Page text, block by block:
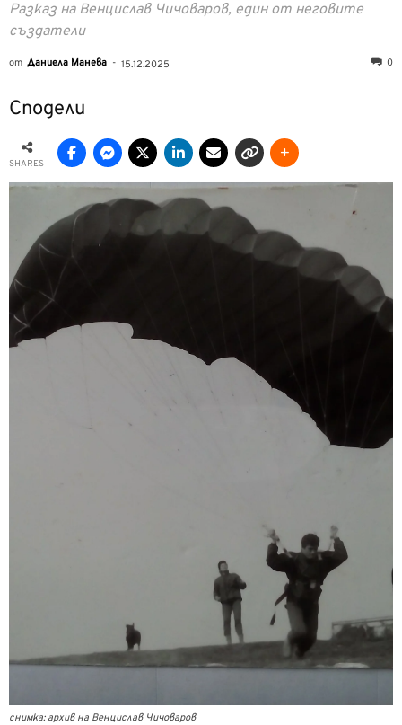
Разказ на Венцислав Чичоваров, един от неговите
създатели
от Даниела Манева - 15.12.2025 0
Сподели
SHARES
снимка: архив на Венцислав Чичоваров